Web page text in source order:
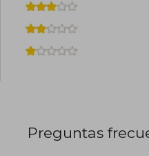
Preguntas